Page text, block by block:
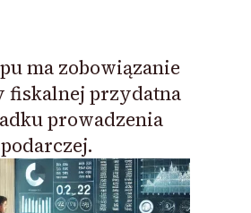
ma zobowiązanie
fiskalnej przydatna
prowadzenia